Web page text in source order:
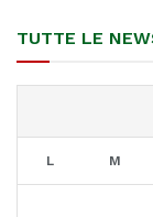
TUTTE LE
L M